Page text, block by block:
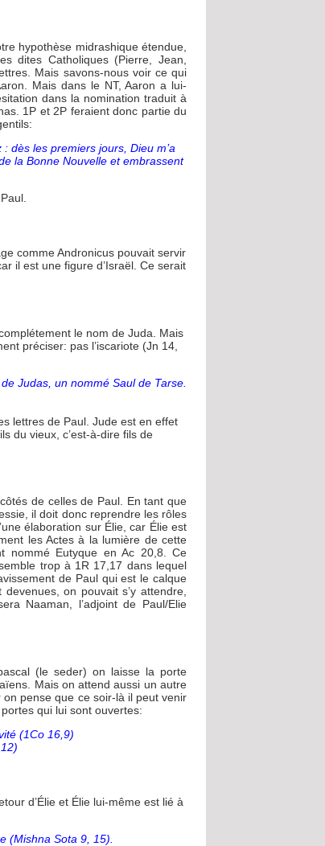
hypothèse midrashique étendue,
dites Catholiques (Pierre, Jean,
Mais savons-nous voir ce qui
Mais dans le NT, Aaron a lui-
dans la nomination traduit à
1P et 2P feraient donc partie du
dès les premiers jours, Dieu m’a
la Bonne Nouvelle et embrassent
comme Andronicus pouvait servir
il est une figure d’Israël. Ce serait
le nom de Juda. Mais
préciser: pas l’iscariote (Jn 14,
Judas, un nommé Saul de Tarse.
lettres de Paul. Jude est en effet
du vieux, c’est-à-dire fils de
de celles de Paul. En tant que
il doit donc reprendre les rôles
élaboration sur Élie, car Élie est
les Actes à la lumière de cette
nommé Eutyque en Ac 20,8. Ce
trop à 1R 17,17 dans lequel
de Paul qui est le calque
on pouvait s’y attendre,
Naaman, l’adjoint de Paul/Elie
(le seder) on laisse la porte
Mais on attend aussi un autre
pense que ce soir-là il peut venir
qui lui sont ouvertes:
(1Co 16,9)
d’Élie et Élie lui-même est lié à
(Mishna Sota 9, 15).